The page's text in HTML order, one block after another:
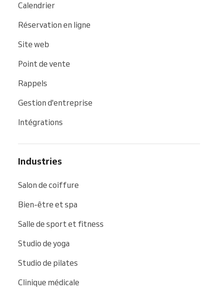
Calendrier
Réservation en ligne
Site web
Point de vente
Rappels
Gestion d'entreprise
Intégrations
Industries
Salon de coiffure
Bien-être et spa
Salle de sport et fitness
Studio de yoga
Studio de pilates
Clinique médicale